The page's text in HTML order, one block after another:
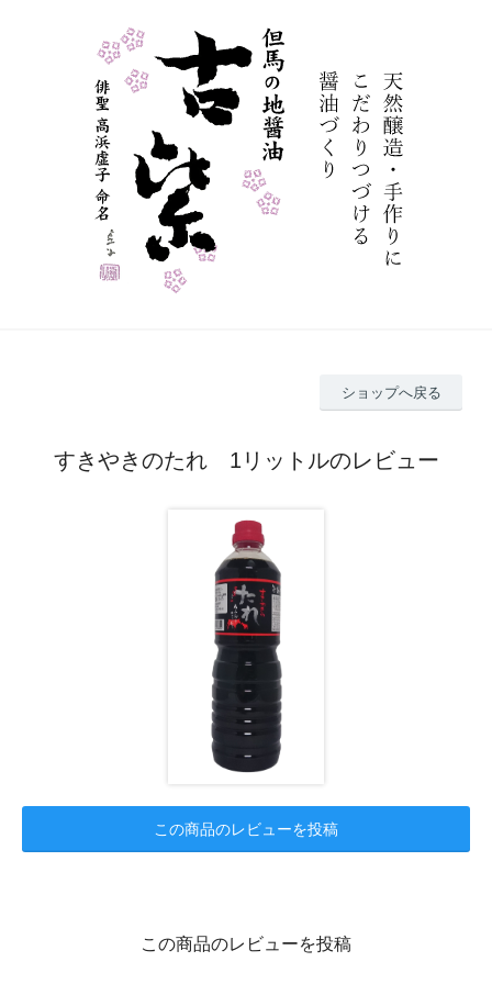
ショップへ戻る
すきやきのたれ 1リットルのレビュー
この商品のレビューを投稿
この商品のレビューを投稿